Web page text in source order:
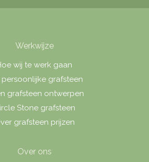
Werkwijze
wij te werk gaan
persoonlijke grafsteen
grafsteen ontwerpen
Stone grafsteen
grafsteen prijzen
Over ons